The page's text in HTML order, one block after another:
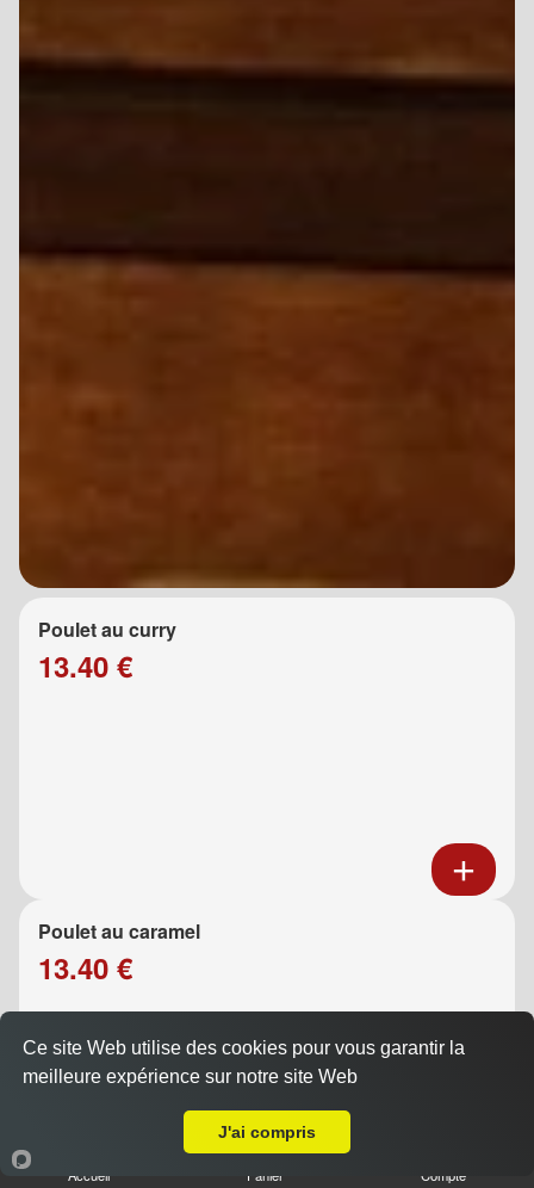
Poulet au curry
13.40 €
Poulet au caramel
13.40 €
Accueil Panier Compte
Ce site Web utilise des cookies pour vous garantir la
meilleure expérience sur notre site Web
J'ai compris